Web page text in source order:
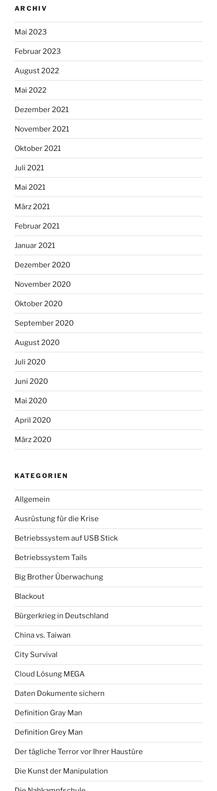
ARCHIV
Mai 2023
Februar 2023
August 2022
Mai 2022
Dezember 2021
November 2021
Oktober 2021
Juli 2021
Mai 2021
März 2021
Februar 2021
Januar 2021
Dezember 2020
November 2020
Oktober 2020
September 2020
August 2020
Juli 2020
Juni 2020
Mai 2020
April 2020
März 2020
KATEGORIEN
Allgemein
Ausrüstung für die Krise
Betriebssystem auf USB Stick
Betriebssystem Tails
Big Brother Überwachung
Blackout
Bürgerkrieg in Deutschland
China vs. Taiwan
City Survival
Cloud Lösung MEGA
Daten Dokumente sichern
Definition Gray Man
Definition Grey Man
Der tägliche Terror vor Ihrer Haustüre
Die Kunst der Manipulation